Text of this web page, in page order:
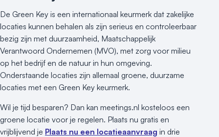
De Green Key is een internationaal keurmerk dat zakelijke
locaties kunnen behalen als zijn serieus en controleerbaar
bezig zijn met duurzaamheid, Maatschappelijk
Verantwoord Ondernemen (MVO), met zorg voor milieu
op het bedrijf en de natuur in hun omgeving.
Onderstaande locaties zijn allemaal groene, duurzame
locaties met een Green Key keurmerk.
Wil je tijd besparen? Dan kan meetings.nl kosteloos een
groene locatie voor je regelen. Plaats nu gratis en
vrijblijvend je Plaats nu een locatieaanvraag in drie